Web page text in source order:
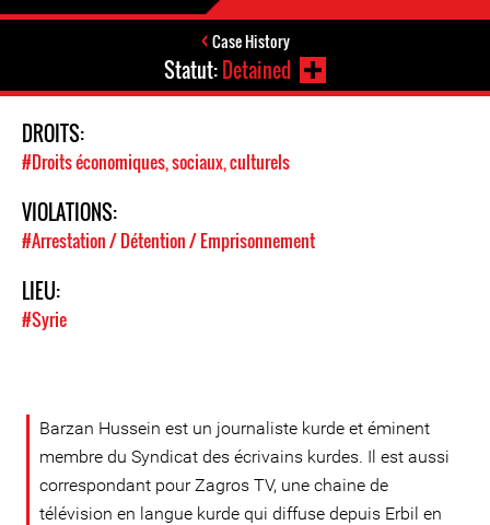
Case History
Statut:Detained
DROITS:
#Droits économiques, sociaux, culturels
VIOLATIONS:
#Arrestation / Détention / Emprisonnement
LIEU:
#Syrie
Barzan Hussein est un journaliste kurde et éminent
membre du Syndicat des écrivains kurdes. Il est aussi
correspondant pour Zagros TV, une chaine de
télévision en langue kurde qui diffuse depuis Erbil en